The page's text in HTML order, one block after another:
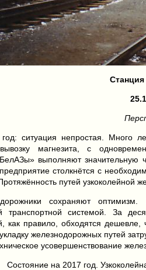
ситуация непростая. Много
магнезита, с
выполняют значительную
столкнётся с
путей узкоколейной
сохраняют
транспортной системой. За
как правило, обходятся
железнодорожных путей
усовершенствование
Состояние на 2017 год.